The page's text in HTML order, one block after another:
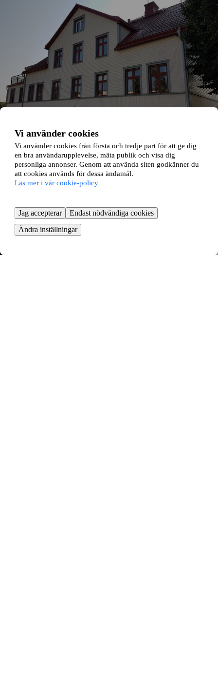
Vi använder cookies
Vi använder cookies från första och tredje part för att ge dig
en bra användarupplevelse, mäta publik och visa dig
personliga annonser. Genom att använda siten godkänner du
att cookies används för dessa ändamål.
Läs mer i vår cookie-policy
Jag accepterar
Endast nödvändiga cookies
Ändra inställningar
Bäckaslövsvägen 3
Söder-Öster, Växjö
3 rok ∙90 kvm
kr/mån